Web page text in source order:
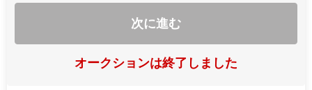
次に進む
オークションは終了しました